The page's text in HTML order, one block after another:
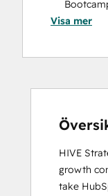
Breeze
Content
Data
Digital
Email
Guided
Visa mer
HIVE
growth
take